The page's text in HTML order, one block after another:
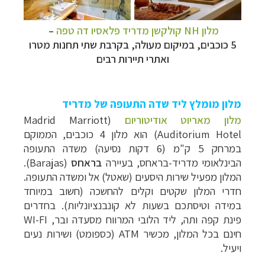
מלון NH קולקשן מדריד פלאסיו דה טפ ה –
5 כוכבים, במיקום מעולה, בקרבת שתי תחנות מטרו
ואתרי תיירות רבים
מלון מומלץ ליד שדה התעופה של מדריד
מלון מאריוט אודיטוריום (
Madrid Marriott
Auditorium Hotel
) הוא מלון 4 כוכבים, הממוקם
במרחק 5 ק"מ (6 דקות נסיעה) משדה התעופה
הבינלאומי מדריד-בראחס, בעיירה בראחס (
Barajas
).
המלון מפעיל שירות היסעים (שאטל) אל ומשדה התעופה.
חדרי המלון שקטים וקלים להחשכה (חשוב במיוחד
במידה וטיסתכם בשעות לא קונבנציונליות). בחדרים
פינת קפה ותה, ליד הלובי המרווח מסעדה ובר, WI-FI
חינם בכל המלון, מכשיר ATM (כספומט) ושירות נעים
ויעיל.